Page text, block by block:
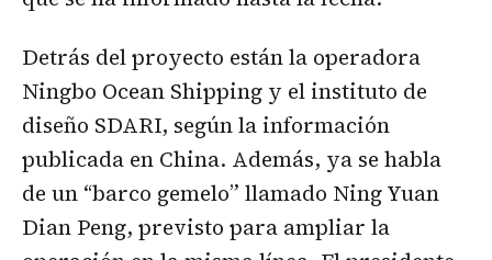
Detrás del proyecto están la operadora
Ningbo Ocean Shipping y el instituto de
diseño SDARI, según la información
publicada en China. Además, ya se habla
de un “barco gemelo” llamado Ning Yuan
Dian Peng, previsto para ampliar la